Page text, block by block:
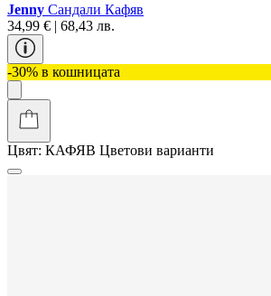
Jenny Сандали Кафяв
34,99 € | 68,43 лв.
-30% в кошницата
Цвят: КАФЯВ Цветови варианти